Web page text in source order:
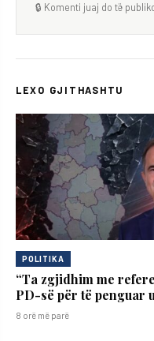
🔒 Komenti juaj do të
LEXO GJITHASHTU
POLITIKA
“Ta zgjidhim me
PD-së për të penguar
8 orë më parë